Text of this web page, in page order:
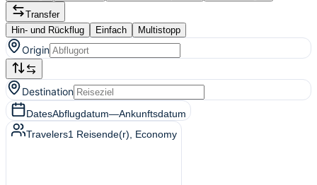
Transfer
Hin- und Rückflug
Einfach Multistopp
Origin
Destination
DatesAbflugdatum—Ankunftsdatum
Travelers1 Reisende(r) , Economy